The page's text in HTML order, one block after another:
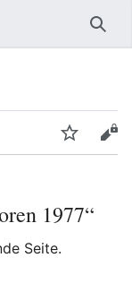
1977“
Seite.